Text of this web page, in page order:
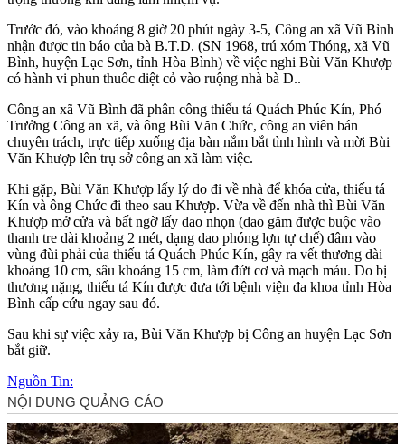
Trước đó, vào khoảng 8 giờ 20 phút ngày 3-5, Công an xã Vũ Bình
nhận được tin báo của bà B.T.D. (SN 1968, trú xóm Thóng, xã Vũ
Bình, huyện Lạc Sơn, tỉnh Hòa Bình) về việc nghi Bùi Văn Khượp
có hành vi phun thuốc diệt cỏ vào ruộng nhà bà D..
Công an xã Vũ Bình đã phân công thiếu tá Quách Phúc Kín, Phó
Trưởng Công an xã, và ông Bùi Văn Chức, công an viên bán
chuyên trách, trực tiếp xuống địa bàn nắm bắt tình hình và mời Bùi
Văn Khượp lên trụ sở công an xã làm việc.
Khi gặp, Bùi Văn Khượp lấy lý do đi về nhà để khóa cửa, thiếu tá
Kín và ông Chức đi theo sau Khượp. Vừa về đến nhà thì Bùi Văn
Khượp mở cửa và bất ngờ lấy dao nhọn (dao găm được buộc vào
thanh tre dài khoảng 2 mét, dạng dao phóng lợn tự chế) đâm vào
vùng đùi phải của thiếu tá Quách Phúc Kín, gây ra vết thương dài
khoảng 10 cm, sâu khoảng 15 cm, làm đứt cơ và mạch máu. Do bị
thương nặng, thiếu tá Kín được đưa tới bệnh viện đa khoa tỉnh Hòa
Bình cấp cứu ngay sau đó.
Sau khi sự việc xảy ra, Bùi Văn Khượp bị Công an huyện Lạc Sơn
bắt giữ.
Nguồn Tin: